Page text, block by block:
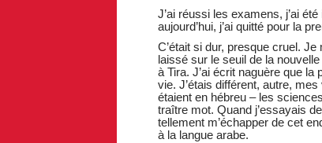
J’ai réussi les examens, j’ai
aujourd’hui, j’ai quitté pour la
C’était si dur, presque cruel.
laissé sur le seuil de la
à Tira. J’ai écrit naguère que
vie. J’étais différent, autre,
étaient en hébreu – les
traître mot. Quand j’essayais
tellement m’échapper de cet
à la langue arabe.